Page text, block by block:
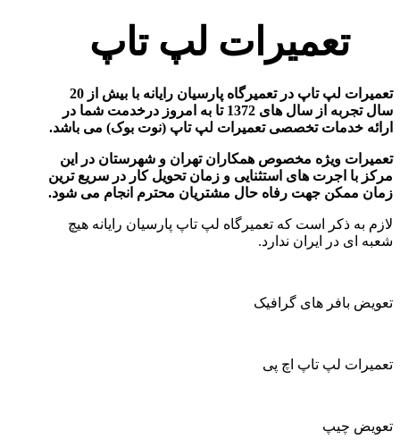
تعمیرات لپ تاپ
تعمیرات لپ تاپ در تعمیرگاه پارسیان رایانه با بیش از 20
سال تجربه از سال های 1372 تا به امروز درخدمت شما در
ارائه خدمات تخصصی تعمیرات لپ تاپ (نوت بوک) می باشد.
تعمیرات ویژه مخصوص همکاران تهران و شهرستان در این
مرکز با اجرت های استثنایی و زمان تحویل کار در سریع ترین
زمان ممکن جهت رفاه حال مشتریان محترم انجام می شود.
لازم به ذکر است که تعمیرگاه لپ تاپ پارسیان رایانه هیچ
شعبه ای در ایران ندارد.
تعویض بافر های گرافیک
تعمیرات لپ تاپ اچ پی
تعویض چیپ